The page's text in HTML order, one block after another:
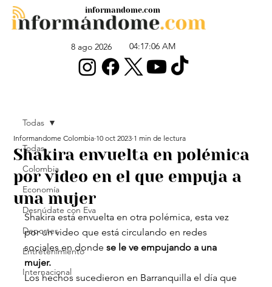
8 ago 2026 04:17:06 AM
informandome.com
Todas
Colombia
Economía
Desnúdate con Eva
Deportes
Entretenimiento
Internacional
Todas
Shakira envuelta en polémica
por video en el que empuja a
una mujer
Informandome Colombia 10 oct 2023 1 min de lectura
Shakira está envuelta en otra polémica, esta vez
por un video que está circulando en redes
sociales en donde se le ve empujando a una
mujer.
Los hechos sucedieron en Barranquilla el día que